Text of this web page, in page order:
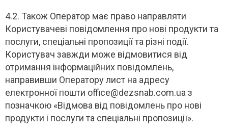
4.2. Також Оператор має право направляти
Користувачеві повідомлення про нові продукти та
послуги, спеціальні пропозиції та різні події.
Користувач завжди може відмовитися від
отримання інформаційних повідомлень,
направивши Оператору лист на адресу
електронної пошти office@dezsnab.com.ua з
позначкою «Відмова від повідомлень про нові
продукти і послуги та спеціальні пропозиції».